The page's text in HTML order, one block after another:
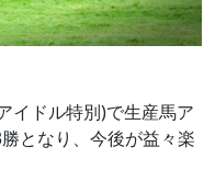
イドル特別)で生産馬ア
となり、今後が益々楽